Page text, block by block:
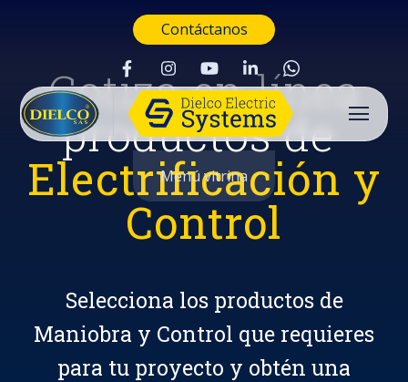
Contáctanos
Menú vitrina
Cotiza en línea
productos de
Electrificación y
Control
Selecciona los productos de
Maniobra y Control que requieres
para tu proyecto y obtén una